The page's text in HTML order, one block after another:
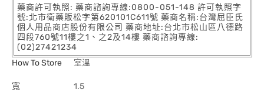
藥商許可執照: 藥商諮詢專線:0800-051-148 許可執照字
號:北市衛藥販松字第620101C611號 藥商名稱:台灣屈臣氏
個人用品商店股份有限公司 藥商地址:台北市松山區八德路
四段760號11樓之1、之2及14樓 藥商諮詢專線:
(02)27421234
How To Store
室溫
寬 1.5